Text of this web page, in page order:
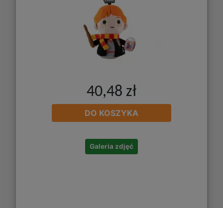
40,48 zł
DO KOSZYKA
Galeria zdjęć